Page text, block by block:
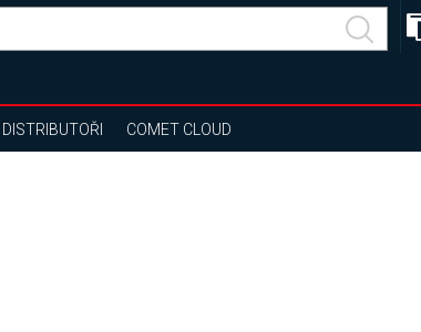
DISTRIBUTOŘI COMET CLOUD